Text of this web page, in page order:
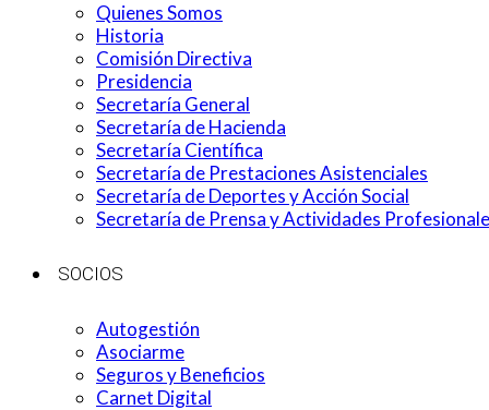
Quienes Somos
Historia
Comisión Directiva
Presidencia
Secretaría General
Secretaría de Hacienda
Secretaría Científica
Secretaría de Prestaciones Asistenciales
Secretaría de Deportes y Acción Social
Secretaría de Prensa y Actividades
SOCIOS
Autogestión
Asociarme
Seguros y Beneficios
Carnet Digital